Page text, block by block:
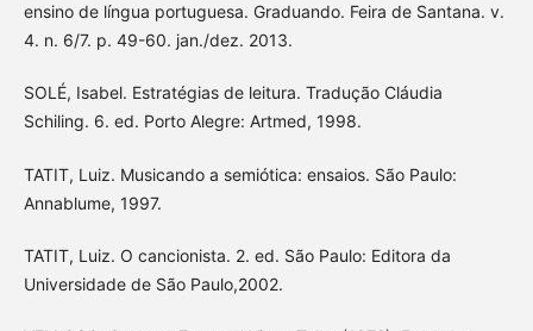
ensino de língua portuguesa. Graduando. Feira de Santana. v.
4. n. 6/7. p. 49-60. jan./dez. 2013.
SOLÉ, Isabel. Estratégias de leitura. Tradução Cláudia
Schiling. 6. ed. Porto Alegre: Artmed, 1998.
TATIT, Luiz. Musicando a semiótica: ensaios. São Paulo:
Annablume, 1997.
TATIT, Luiz. O cancionista. 2. ed. São Paulo: Editora da
Universidade de São Paulo,2002.